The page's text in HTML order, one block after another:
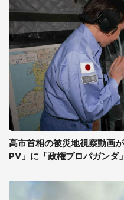
高市首相の被災地視察動画
PV」に「政権プロパガンダ